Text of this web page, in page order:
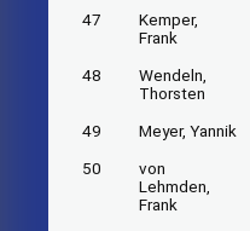
47
Kemper,
Frank
48
Wendeln,
Thorsten
49 Meyer, Yannik
50
von
Lehmden,
Frank